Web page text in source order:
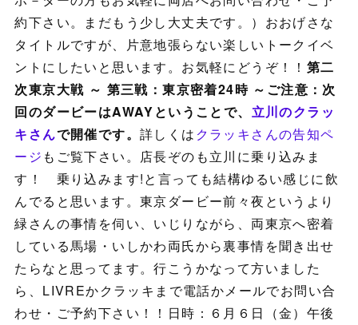
約下さい。まだもう少し大丈夫です。）おおげさな
タイトルですが、片意地張らない楽しいトークイベ
ントにしたいと思います。お気軽にどうぞ！！ 第二
次東京大戦 ～ 第三戦：東京密着24時 ～ ご注意：次
回のダービーはAWAYということで、 立川のクラッ
キさんで開催です。 詳しくは クラッキさんの告知ペ
ージ もご覧下さい。店長ぞのも立川に乗り込みま
す！ 乗り込みます!と言っても結構ゆるい感じに飲
んでると思います。東京ダービー前々夜というより
緑さんの事情を伺い、いじりながら、両東京へ密着
している馬場・いしかわ両氏から裏事情を聞き出せ
たらなと思ってます。行こうかなって方いました
ら、LIVREかクラッキまで電話かメールでお問い合
わせ・ご予約下さい！！日時：６月６日（金）午後